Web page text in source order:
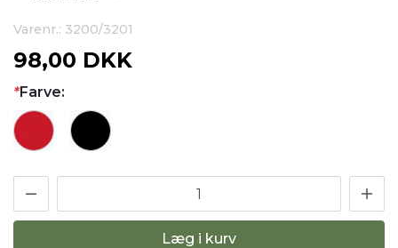
Varenr.: 3200/3201
98,00 DKK
*Farve:
Læg i kurv